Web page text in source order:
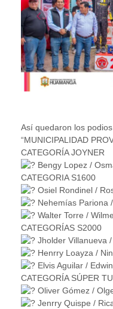
Así quedaron los
“MUNICIPALIDAD
CATEGORÍA JOYNER
Bengy Lopez /
CATEGORIA S1600
Osiel Rondinel /
Nehemías Pariona
Walter Torre /
CATEGORÍAS S2000
Jholder Villanueva
Henrry Loayza /
Elvis Aguilar /
CATEGORÍA SÚPER
Oliver Gómez /
Jenrry Quispe /